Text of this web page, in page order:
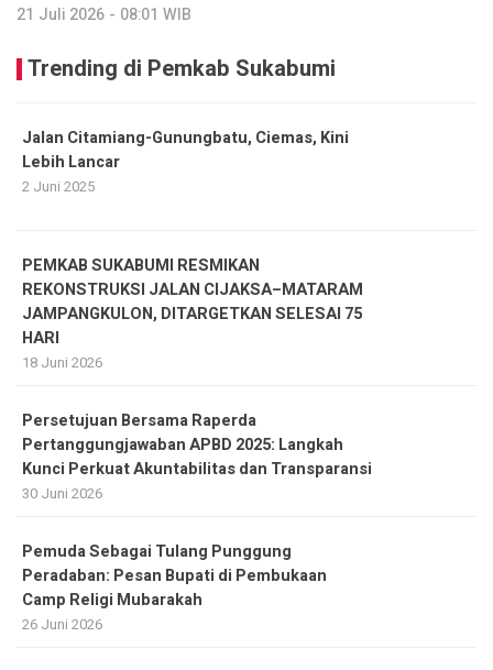
21 Juli 2026 - 08:01 WIB
Trending di Pemkab Sukabumi
Jalan Citamiang-Gunungbatu, Ciemas, Kini
Lebih Lancar
2 Juni 2025
PEMKAB SUKABUMI RESMIKAN
REKONSTRUKSI JALAN CIJAKSA–MATARAM
JAMPANGKULON, DITARGETKAN SELESAI 75
HARI
18 Juni 2026
Persetujuan Bersama Raperda
Pertanggungjawaban APBD 2025: Langkah
Kunci Perkuat Akuntabilitas dan Transparansi
30 Juni 2026
Pemuda Sebagai Tulang Punggung
Peradaban: Pesan Bupati di Pembukaan
Camp Religi Mubarakah
26 Juni 2026